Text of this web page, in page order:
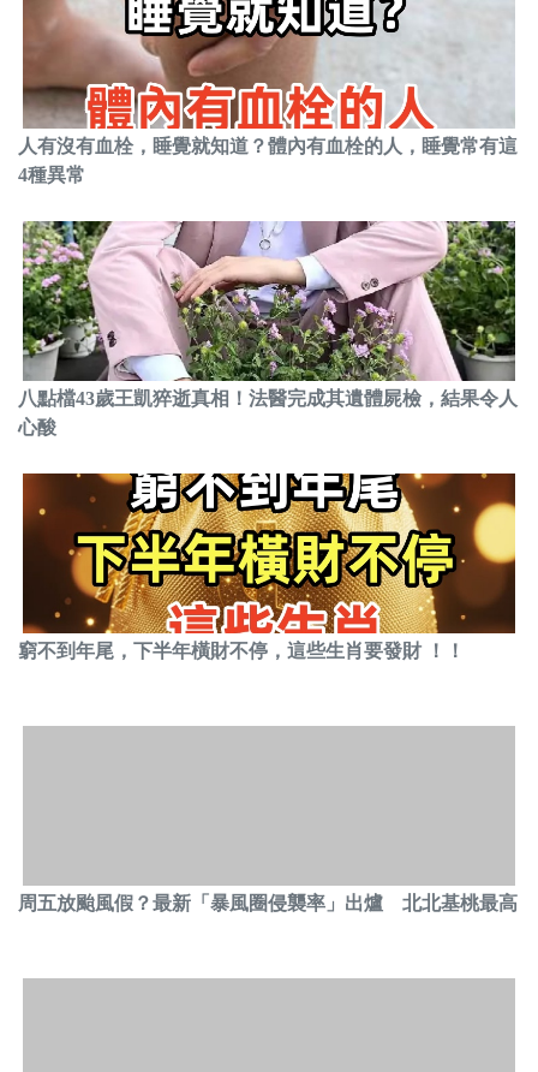
人有沒有血栓，睡覺就知道？體內有血栓的人，睡覺常有這
4種異常
八點檔43歲王凱猝逝真相！法醫完成其遺體屍檢，結果令人
心酸
窮不到年尾，下半年橫財不停，這些生肖要發財 ！！
周五放颱風假？最新「暴風圈侵襲率」出爐 北北基桃最高